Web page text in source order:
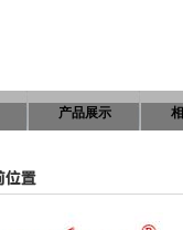
产品展示